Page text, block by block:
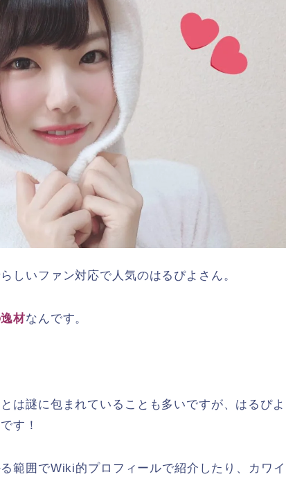
しいファン対応で人気のはるぴよさん。
材なんです。
は謎に包まれていることも多いですが、はるぴよ
す！
範囲でWiki的プロフィールで紹介したり、カワイ